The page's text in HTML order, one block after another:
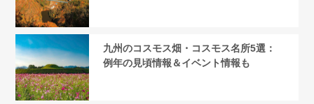
九州のコスモス畑・コスモス名所5選：
例年の見頃情報＆イベント情報も